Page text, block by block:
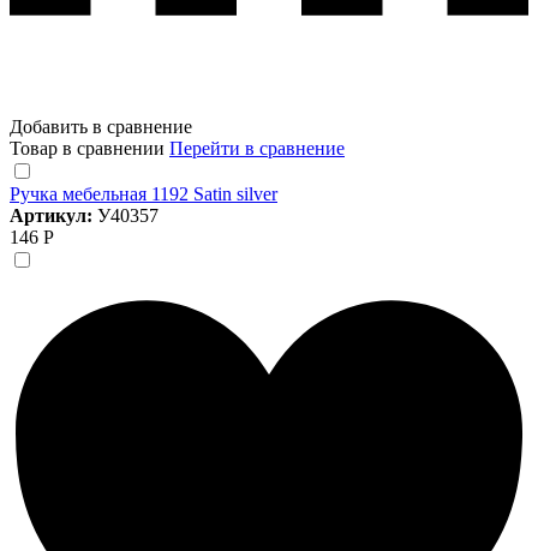
Добавить в сравнение
Товар в сравнении Перейти в сравнение
Ручка мебельная 1192 Satin silver
Артикул: У40357
146 Р